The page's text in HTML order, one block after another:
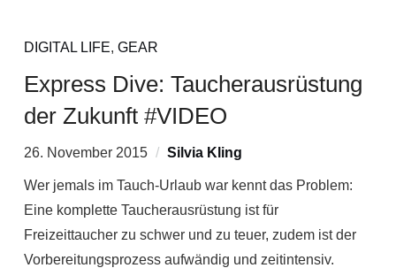
DIGITAL LIFE, GEAR
Express Dive: Taucherausrüstung
der Zukunft #VIDEO
26. November 2015 Silvia Kling
Wer jemals im Tauch-Urlaub war kennt das Problem:
Eine komplette Taucherausrüstung ist für
Freizeittaucher zu schwer und zu teuer, zudem ist der
Vorbereitungsprozess aufwändig und zeitintensiv.